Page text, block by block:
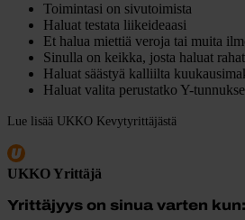
Toimintasi on sivutoimista
Haluat testata liikeideaasi
Et halua miettiä veroja tai muita
Sinulla on keikka, josta haluat
Haluat säästyä kalliilta
Haluat valita perustatko Y-
Lue lisää UKKO Kevytyrittäjästä
UKKO Yrittäjä
Yrittäjyys on sinua varten kun: